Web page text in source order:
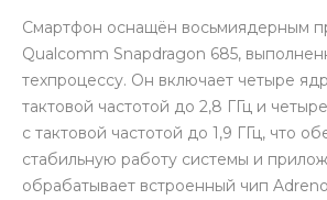
Смартфон оснащён восьмиядерным
Qualcomm Snapdragon 685,
техпроцессу. Он включает четыре
тактовой частотой до 2,8 ГГц и
с тактовой частотой до 1,9 ГГц, что
стабильную работу системы и
обрабатывает встроенный чип